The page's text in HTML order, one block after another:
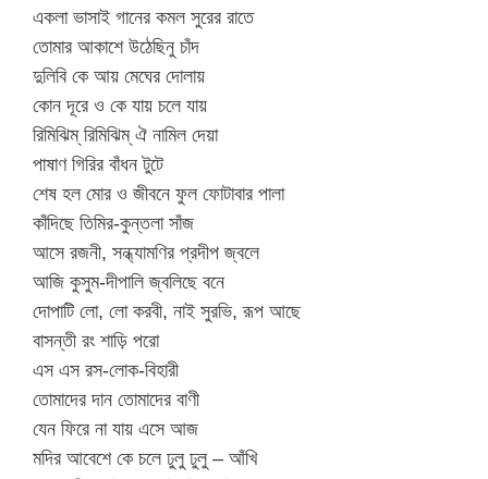
একলা ভাসাই গানের কমল সুরের রাতে
তোমার আকাশে উঠেছিনু চাঁদ
দুলিবি কে আয় মেঘের দোলায়
কোন দূরে ও কে যায় চলে যায়
রিমিঝিম্ রিমিঝিম্ ঐ নামিল দেয়া
পাষাণ গিরির বাঁধন টুটে
শেষ হল মোর ও জীবনে ফুল ফোটাবার পালা
কাঁদিছে তিমির-কুন্তলা সাঁজ
আসে রজনী, সন্ধ্যামণির প্রদীপ জ্বলে
আজি কুসুম-দীপালি জ্বলিছে বনে
দোপাটি লো, লো করবী, নাই সুরভি, রূপ আছে
বাসন্তী রং শাড়ি পরো
এস এস রস-লোক-বিহারী
তোমাদের দান তোমাদের বাণী
যেন ফিরে না যায় এসে আজ
মদির আবেশে কে চলে ঢুলু ঢুলু – আঁখি